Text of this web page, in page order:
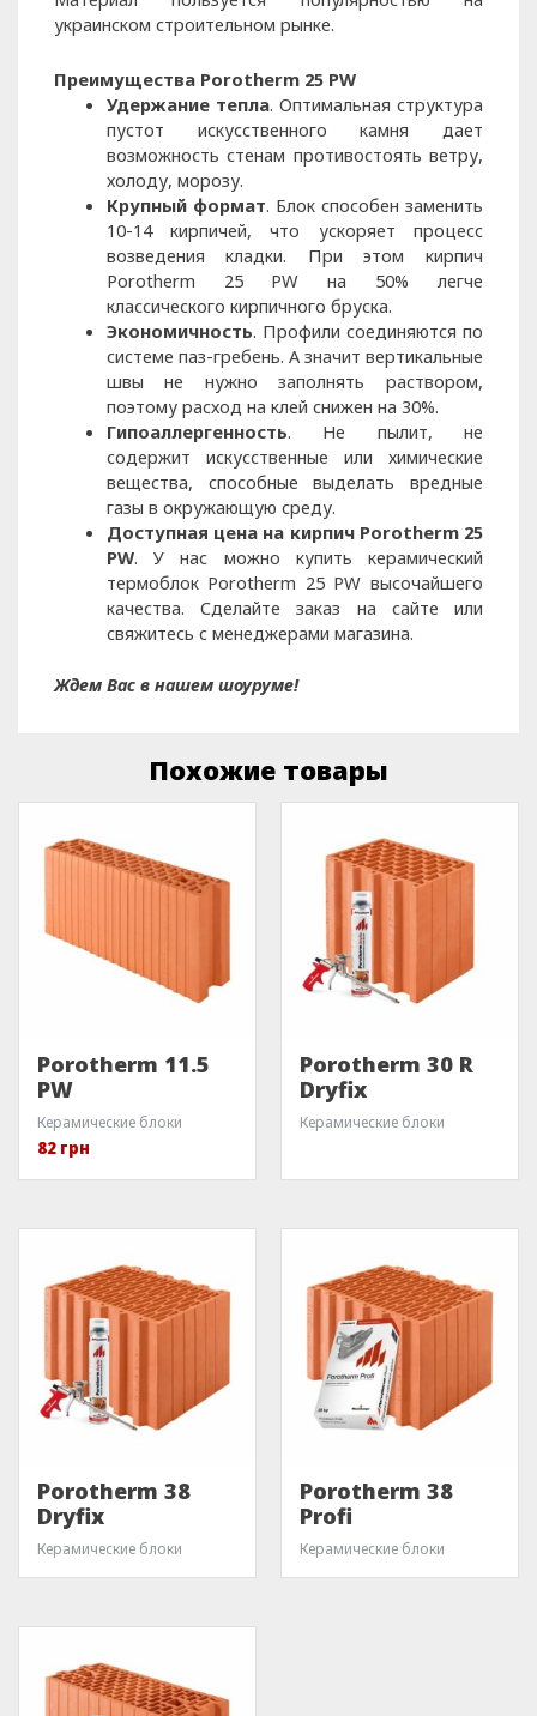
украинском строительном рынке.
Преимущества Porotherm 25 PW
Удержание тепла. Оптимальная структура
пустот искусственного камня дает
возможность стенам противостоять ветру,
холоду, морозу.
Крупный формат. Блок способен заменить
10-14 кирпичей, что ускоряет процесс
возведения кладки. При этом кирпич
Porotherm 25 PW на 50% легче
классического кирпичного бруска.
Экономичность. Профили соединяются по
системе паз-гребень. А значит вертикальные
швы не нужно заполнять раствором,
поэтому расход на клей снижен на 30%.
Гипоаллергенность. Не пылит, не
содержит искусственные или химические
вещества, способные выделать вредные
газы в окружающую среду.
Доступная цена на кирпич Porotherm 25
PW. У нас можно купить керамический
термоблок Porotherm 25 PW высочайшего
качества. Сделайте заказ на сайте или
свяжитесь с менеджерами магазина.
Ждем Вас в нашем шоуруме!
Похожие товары
Porotherm 11.5
PW
Керамические блоки
82 грн
Porotherm 30 R
Dryfix
Керамические блоки
Porotherm 38
Dryfix
Керамические блоки
Porotherm 38
Profi
Керамические блоки